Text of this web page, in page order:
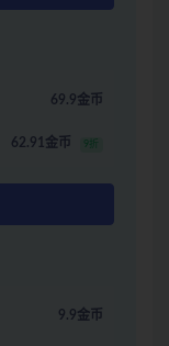
69.9金币
62.91金币 9折
9.9金币